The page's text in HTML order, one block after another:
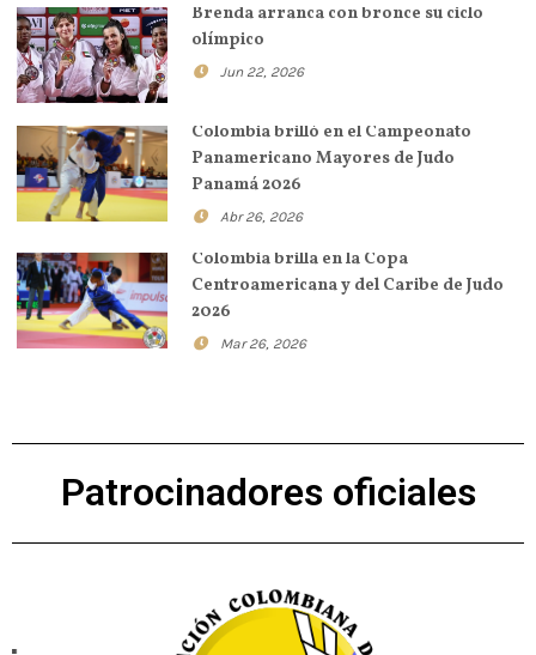
Brenda arranca con bronce su ciclo
olímpico
Jun 22, 2026
Colombia brilló en el Campeonato
Panamericano Mayores de Judo
Panamá 2026
Abr 26, 2026
Colombia brilla en la Copa
Centroamericana y del Caribe de Judo
2026
Mar 26, 2026
Patrocinadores oficiales